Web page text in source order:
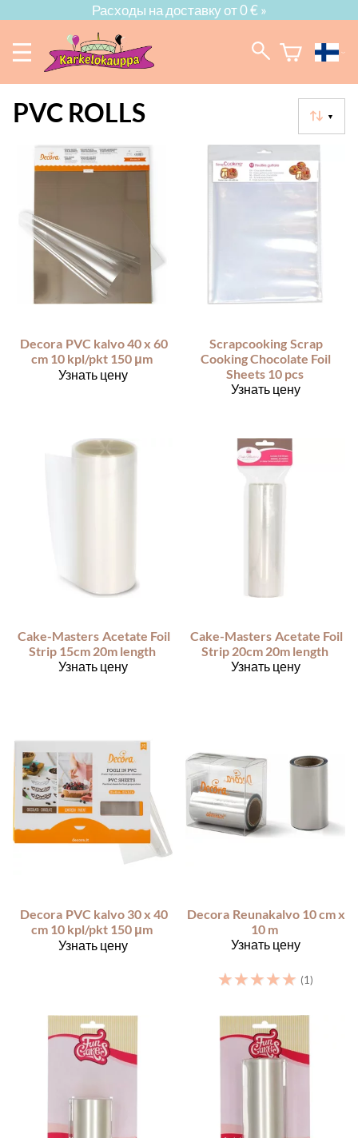
Расходы на доставку от 0 € »
▼
PVC ROLLS
Decora PVC kalvo 40 x 60
cm 10 kpl/pkt 150 μm
Узнать цену
Scrapcooking Scrap
Cooking Chocolate Foil
Sheets 10 pcs
Узнать цену
Cake-Masters Acetate Foil
Strip 15cm 20m length
Узнать цену
Cake-Masters Acetate Foil
Strip 20cm 20m length
Узнать цену
Decora PVC kalvo 30 x 40
cm 10 kpl/pkt 150 μm
Узнать цену
Decora Reunakalvo 10 cm x
10 m
Узнать цену
☆☆☆☆☆ (1)